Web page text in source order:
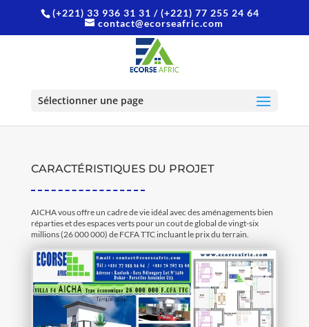
(+221) 33 936 31 31 / (+221) 77 255 24 64
contact@ecorseafric.com
Sélectionner une page
AICHA
CARACTÉRISTIQUES DU PROJET
AICHA vous offre un cadre de vie idéal avec des aménagements bien
réparties et des espaces verts pour un cout de global de vingt-six
millions (26 000 000) de FCFA TTC incluant le prix du terrain.